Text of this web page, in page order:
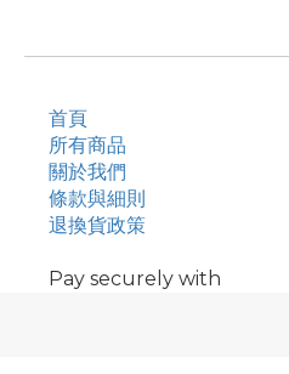
首頁
所有商品
關於我們
條款與細則
退換貨政策
Pay securely with